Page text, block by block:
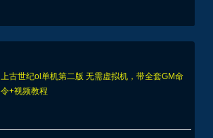
上古世纪ol单机第二版 无需虚拟机，带全套GM命
令+视频教程